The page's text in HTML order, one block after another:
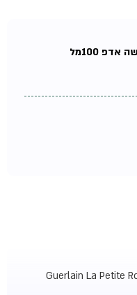
100מל
Guerlain La Petite